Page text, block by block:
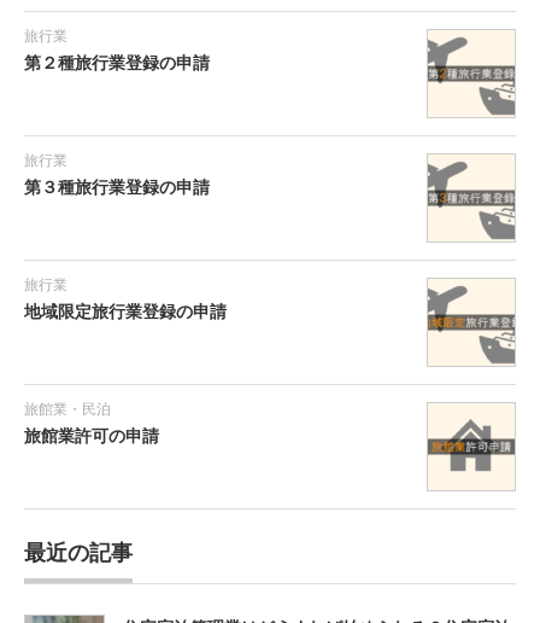
旅行業
第２種旅行業登録の申請
旅行業
第３種旅行業登録の申請
旅行業
地域限定旅行業登録の申請
旅館業・民泊
旅館業許可の申請
最近の記事